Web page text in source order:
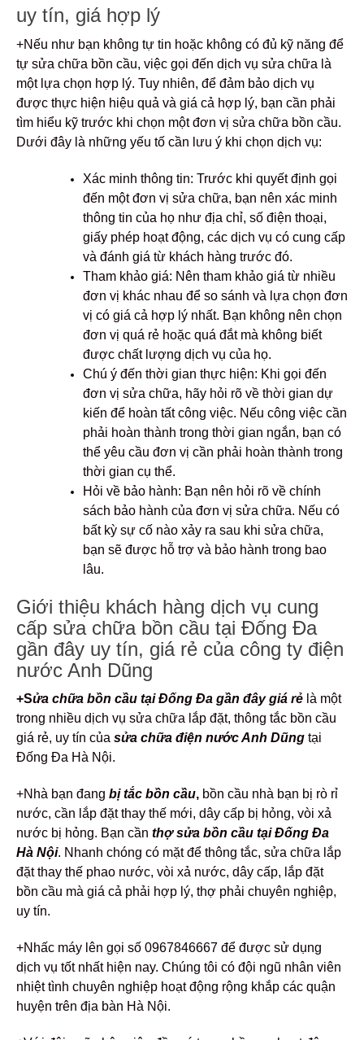
uy tín, giá hợp lý
+Nếu như bạn không tự tin hoặc không có đủ kỹ năng để
tự sửa chữa bồn cầu, việc gọi đến dịch vụ sửa chữa là
một lựa chọn hợp lý. Tuy nhiên, để đảm bảo dịch vụ
được thực hiện hiệu quả và giá cả hợp lý, bạn cần phải
tìm hiểu kỹ trước khi chọn một đơn vị sửa chữa bồn cầu.
Dưới đây là những yếu tố cần lưu ý khi chọn dịch vụ:
Xác minh thông tin: Trước khi quyết định gọi
đến một đơn vị sửa chữa, bạn nên xác minh
thông tin của họ như địa chỉ, số điện thoại,
giấy phép hoạt động, các dịch vụ có cung cấp
và đánh giá từ khách hàng trước đó.
Tham khảo giá: Nên tham khảo giá từ nhiều
đơn vị khác nhau để so sánh và lựa chọn đơn
vị có giá cả hợp lý nhất. Bạn không nên chọn
đơn vị quá rẻ hoặc quá đắt mà không biết
được chất lượng dịch vụ của họ.
Chú ý đến thời gian thực hiện: Khi gọi đến
đơn vị sửa chữa, hãy hỏi rõ về thời gian dự
kiến để hoàn tất công việc. Nếu công việc cần
phải hoàn thành trong thời gian ngắn, bạn có
thể yêu cầu đơn vị cần phải hoàn thành trong
thời gian cụ thể.
Hỏi về bảo hành: Bạn nên hỏi rõ về chính
sách bảo hành của đơn vị sửa chữa. Nếu có
bất kỳ sự cố nào xảy ra sau khi sửa chữa,
bạn sẽ được hỗ trợ và bảo hành trong bao
lâu.
Giới thiệu khách hàng dịch vụ cung
cấp sửa chữa bồn cầu tại Đống Đa
gần đây uy tín, giá rẻ của công ty điện
nước Anh Dũng
+Sửa chữa bồn cầu tại Đống Đa gần đây giá rẻ là một
trong nhiều dịch vụ sửa chữa lắp đặt, thông tắc bồn cầu
giá rẻ, uy tín của sửa chữa điện nước Anh Dũng tại
Đống Đa Hà Nội.
+Nhà bạn đang bị tắc bồn cầu, bồn cầu nhà bạn bị rò rỉ
nước, cần lắp đặt thay thế mới, dây cấp bị hỏng, vòi xả
nước bị hỏng. Bạn cần thợ sửa bồn cầu tại Đống Đa
Hà Nội. Nhanh chóng có mặt để thông tắc, sửa chữa lắp
đặt thay thế phao nước, vòi xả nước, dây cấp, lắp đặt
bồn cầu mà giá cả phải hợp lý, thợ phải chuyên nghiệp,
uy tín.
+Nhấc máy lên gọi số 0967846667 để được sử dụng
dịch vụ tốt nhất hiện nay. Chúng tôi có đội ngũ nhân viên
nhiệt tình chuyên nghiệp hoạt động rộng khắp các quận
huyện trên địa bàn Hà Nội.